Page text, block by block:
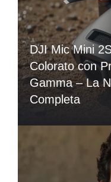
DJI Mic Mini
Colorato con
Gamma – La
Completa